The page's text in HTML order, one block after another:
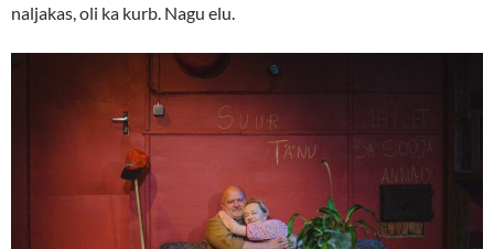
naljakas, oli ka kurb. Nagu elu.